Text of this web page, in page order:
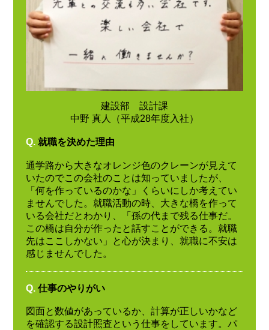
建設部 設計課
中野 真人（平成28年度入社）
Q. 就職を決めた理由
通学路から大きなオレンジ色のクレーンが見えて
いたのでこの会社のことは知っていましたが、
「何を作っているのかな」くらいにしか考えてい
ませんでした。就職活動の時、大きな橋を作って
いる会社だとわかり、「孫の代まで残る仕事だ。
この橋は自分が作ったと話すことができる。就職
先はここしかない」と心が決まり、就職に不安は
感じませんでした。
Q. 仕事のやりがい
図面と数値があっているか、計算が正しいかなど
を確認する設計照査という仕事をしています。パ